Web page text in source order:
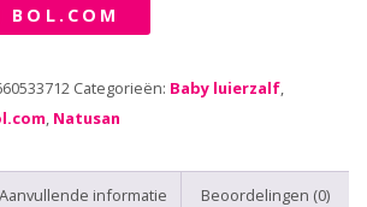
BOL.COM
Categorieën: Baby luierzalf,
, Natusan
Aanvullende informatie Beoordelingen (0)